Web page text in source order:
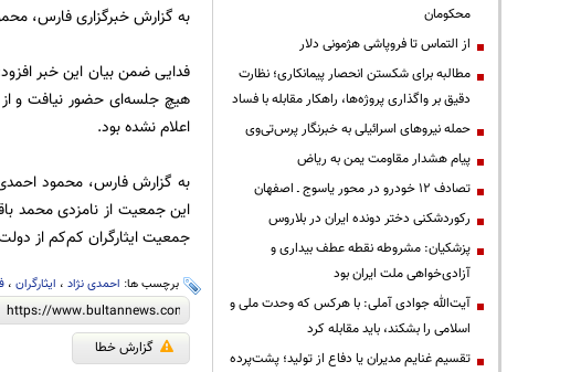
به گزارش خبرگزاری فارس،
فدایی ضمن بیان این خبر
هیچ جلسه‌ای حضور نیافت و
اعلام نشده بود.
این جمعیت از نامزدی محمد
جمعیت ایثارگران کم‌کم از
برچسب ها: احمدی نژاد، ایثارگران،
گزارش خطا
محکومان
از التماس تا فروپاشی هژمونی دلار
مطالبه برای شکستن انحصار پیمانکاری؛ نظارت
دقیق بر واگذاری پروژه‌ها، راهکار مقابله با فساد
حمله نیروهای اسرائیلی به خبرنگار پرس‌تی‌وی
پیام هشدار مقاومت یمن به ریاض
تصادف ۱۲ خودرو در محور یاسوج ـ اصفهان
رکوردشکنی دختر دونده ایران در بلاروس
پزشکیان: مشروطه نقطه عطف بیداری و
آزادی‌خواهی ملت ایران بود
آیت‌الله جوادی آملی: با هرکس که وحدت ملی و
اسلامی را بشکند، باید مقابله کرد
تقسیم غنایم مدیران یا دفاع از تولید؛ پشت‌پرده